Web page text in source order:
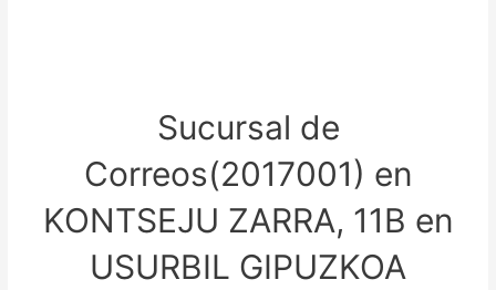
Sucursal de
Correos(2017001) en
KONTSEJU ZARRA, 11B en
USURBIL GIPUZKOA